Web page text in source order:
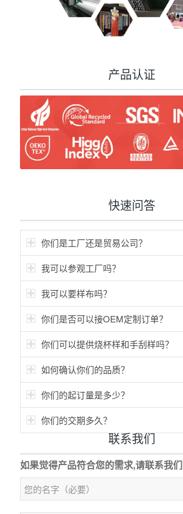
产品认证
快速问答
你们是工厂还是贸易公司？
我可以参观工厂吗？
我可以要样布吗？
你们是否可以接OEM定制订单？
你们可以提供烧杯样和手刮样吗？
如何确认你们的品质？
你们的起订量是多少？
你们的交期多久？
联系我们
如果觉得产品符合您的需求,请联系我们